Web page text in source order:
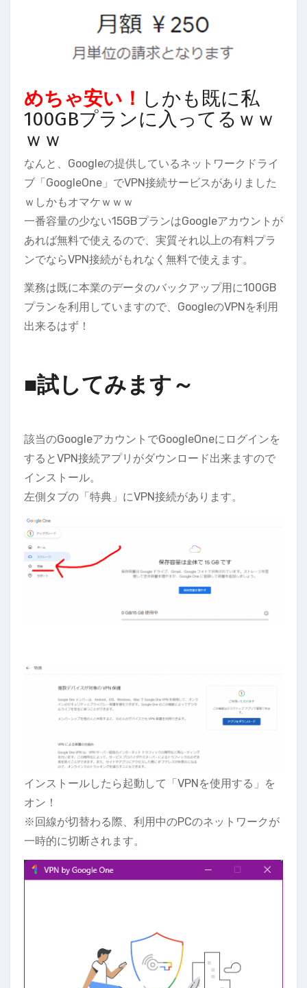
めちゃ安い！ しかも既に私
100GBプランに入ってるｗｗ
ｗｗ
なんと、Googleの提供しているネットワークドライ
ブ「GoogleOne」でVPN接続サービスがありました
ｗしかもオマケｗｗｗ
一番容量の少ない15GBプランはGoogleアカウントが
あれば無料で使えるので、実質それ以上の有料プラ
ンでならVPN接続がもれなく無料で使えます。
業務は既に本業のデータのバックアップ用に100GB
プランを利用していますので、GoogleのVPNを利用
出来るはず！
■試してみます～
該当のGoogleアカウントでGoogleOneにログインを
するとVPN接続アプリがダウンロード出来ますので
インストール。
左側タブの「特典」にVPN接続があります。
インストールしたら起動して「VPNを使用する」を
オン！
※回線が切替わる際、利用中のPCのネットワークが
一時的に切断されます。